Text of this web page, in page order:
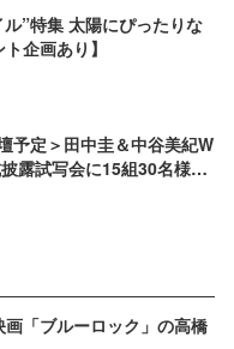
”特集 太陽にぴったりな
企画あり】
予定＞田中圭＆中谷美紀W
露試写会に15組30名様を
「ブルーロック」の高橋